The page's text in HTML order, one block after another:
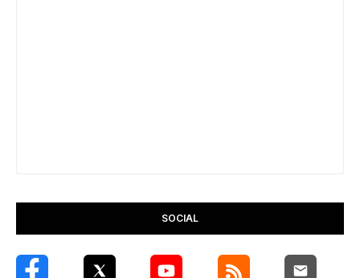
SOCIAL